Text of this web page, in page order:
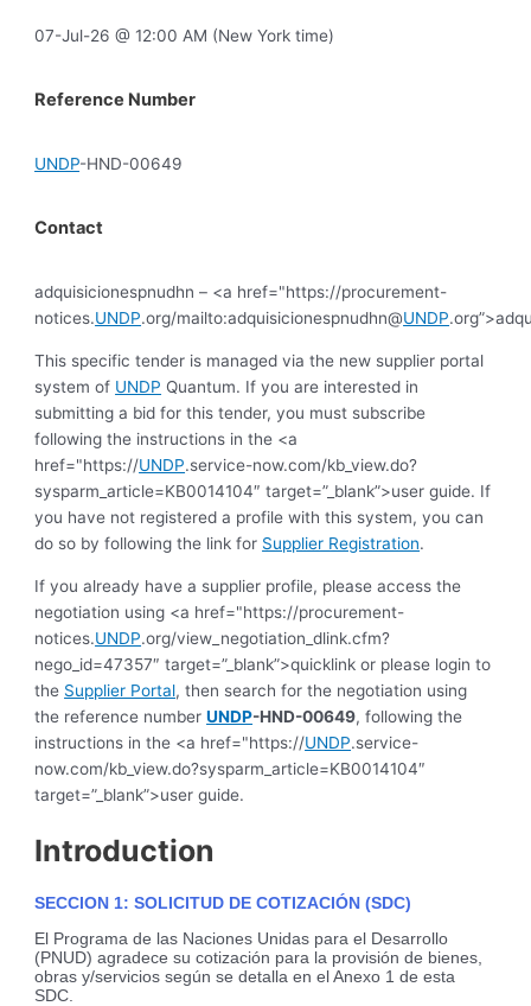
07-Jul-26 @ 12:00 AM (New York time)
Reference Number
UNDP-HND-00649
Contact
adquisicionespnudhn – <a href="https://procurement-
notices.UNDP.org/mailto:adquisicionespnudhn@UNDP
This specific tender is managed via the new supplier portal
system of UNDP Quantum. If you are interested in
submitting a bid for this tender, you must subscribe
following the instructions in the <a
href="https://UNDP.service-now.com/kb_view.do?
sysparm_article=KB0014104″ target=”_blank”>user guide. If
you have not registered a profile with this system, you can
do so by following the link for Supplier Registration.
If you already have a supplier profile, please access the
negotiation using <a href="https://procurement-
notices.UNDP.org/view_negotiation_dlink.cfm?
nego_id=47357″ target=”_blank”>quicklink or please login to
the Supplier Portal, then search for the negotiation using
the reference numberUNDP-HND-00649, following the
instructions in the <a href="https://UNDP.service-
now.com/kb_view.do?sysparm_article=KB0014104″
target=”_blank”>user guide.
Introduction
SECCION 1: SOLICITUD DE COTIZACIÓN (SDC)
El Programa de las Naciones Unidas para el Desarrollo
(PNUD) agradece su cotización para la provisión de bienes,
obras y/servicios según se detalla en el Anexo 1 de esta
SDC.